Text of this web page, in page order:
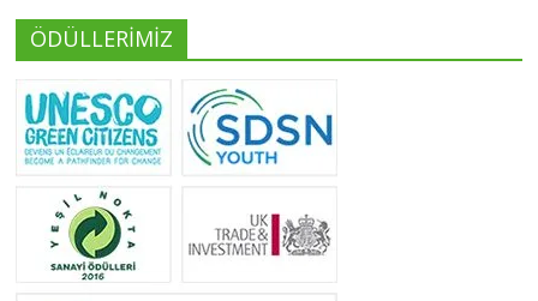
Yeliz Yılmaz
Tüm yazıları görüntüle
ÖDÜLLERİMİZ